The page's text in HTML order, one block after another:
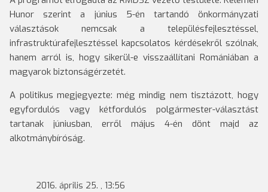
Hunor szerint a június 5-én tartandó önkormányzati
választások nemcsak a településfejlesztéssel,
infrastruktúrafejlesztéssel kapcsolatos kérdésekről szólnak,
hanem arról is, hogy sikerül-e visszaállítani Romániában a
magyarok biztonságérzetét.
A politikus megjegyezte: még mindig nem tisztázott, hogy
egyfordulós vagy kétfordulós polgármester-választást
tartanak júniusban, erről május 4-én dönt majd az
alkotmánybíróság.
2016. április 25. , 13:56